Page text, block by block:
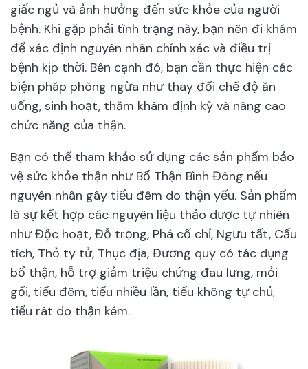
giấc ngủ và ảnh hưởng đến sức khỏe của người
bệnh. Khi gặp phải tình trạng này, bạn nên đi khám
để xác định nguyên nhân chính xác và điều trị
bệnh kịp thời. Bên cạnh đó, bạn cần thực hiện các
biện pháp phòng ngừa như thay đổi chế độ ăn
uống, sinh hoạt, thăm khám định kỳ và nâng cao
chức năng của thận.
Bạn có thể tham khảo sử dụng các sản phẩm bảo
vệ sức khỏe thận như Bổ Thận Bình Đông nếu
nguyên nhân gây tiểu đêm do thận yếu. Sản phẩm
là sự kết hợp các nguyên liệu thảo dược tự nhiên
như Độc hoạt, Đỗ trọng, Phá cố chỉ, Ngưu tất, Cẩu
tích, Thỏ ty tử, Thục địa, Đương quy có tác dụng
bổ thận, hỗ trợ giảm triệu chứng đau lưng, mỏi
gối, tiểu đêm, tiểu nhiều lần, tiểu không tự chủ,
tiểu rát do thận kém.